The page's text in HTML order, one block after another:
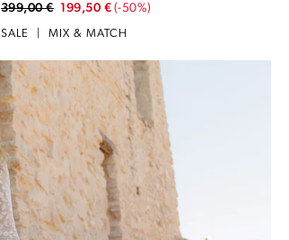
399,00 € 199,50 € (-50%)
SALE MIX & MATCH